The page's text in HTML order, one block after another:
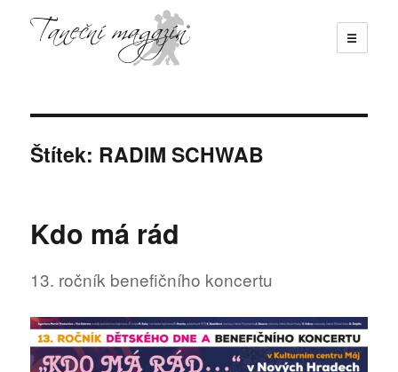
☰
Štítek: RADIM SCHWAB
Kdo má rád
13. ročník benefičního koncertu